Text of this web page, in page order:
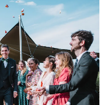
NICOLAS